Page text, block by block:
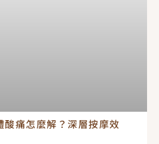
酸痛怎麼解？深層按摩效